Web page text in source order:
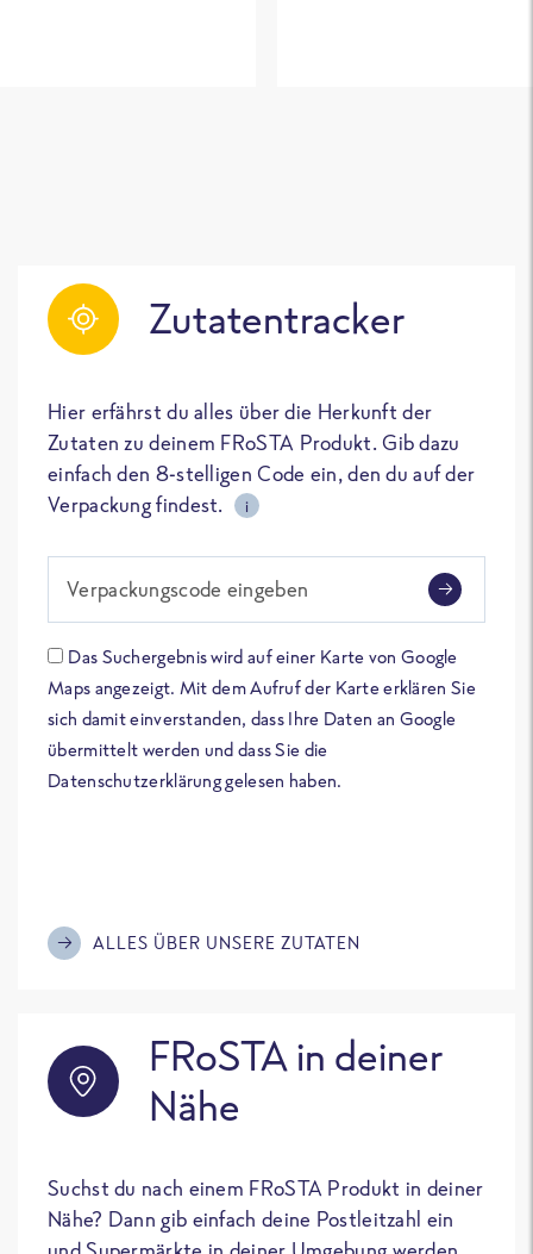
Zutatentracker
Hier erfährst du alles über die Herkunft der
Zutaten zu deinem FRoSTA Produkt. Gib dazu
einfach den 8-stelligen Code ein, den du auf der
Verpackung findest.
i
Verpackungscode eingeben
Das Suchergebnis wird auf einer Karte von Google
Maps angezeigt. Mit dem Aufruf der Karte erklären Sie
sich damit einverstanden, dass Ihre Daten an Google
übermittelt werden und dass Sie die
Datenschutzerklärung gelesen haben.
ALLES ÜBER UNSERE ZUTATEN
FRoSTA in deiner
Nähe
Suchst du nach einem FRoSTA Produkt in deiner
Nähe? Dann gib einfach deine Postleitzahl ein